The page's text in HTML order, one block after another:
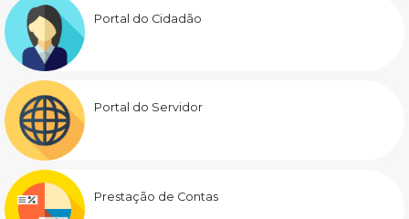
Portal do Cidadão
Portal do Servidor
Prestação de Contas